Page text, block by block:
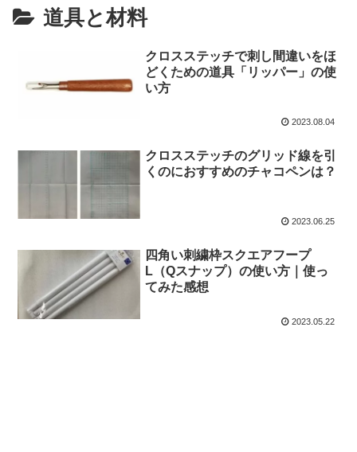
道具と材料
クロスステッチで刺し間違いをほ
どくための道具「リッパー」の使
い方
2023.08.04
クロスステッチのグリッド線を引
くのにおすすめのチャコペンは？
2023.06.25
四角い刺繍枠スクエアフープ
L（Qスナップ）の使い方｜使っ
てみた感想
2023.05.22